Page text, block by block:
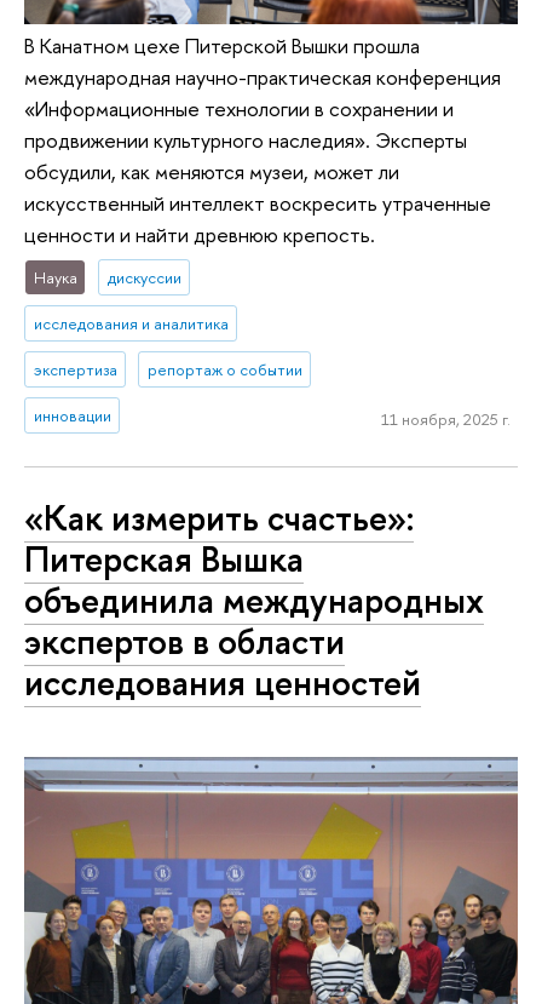
В Канатном цехе Питерской Вышки прошла
международная научно-практическая конференция
«Информационные технологии в сохранении и
продвижении культурного наследия». Эксперты
обсудили, как меняются музеи, может ли
искусственный интеллект воскресить утраченные
ценности и найти древнюю крепость.
Наука дискуссии
исследования и аналитика
экспертиза репортаж о событии
инновации 11 ноября, 2025 г.
«Как измерить счастье»:
Питерская Вышка
объединила международных
экспертов в области
исследования ценностей